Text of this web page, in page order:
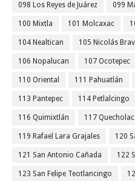
098 Los Reyes de Juárez 099
100 Mixtla 101 Molcaxac
104 Nealtican 105 Nicolás
106 Nopalucan 107 Ocotepec
110 Oriental 111 Pahuatlán
113 Pantepec 114 Petlalcingo
116 Quimixtlán 117 Quecholac
119 Rafael Lara Grajales 120
121 San Antonio Cañada 122
123 San Felipe Teotlancingo